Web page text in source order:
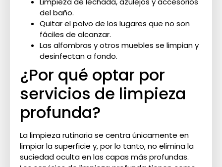
del baño.
Quitar el polvo de los lugares que no son
fáciles de alcanzar.
Las alfombras y otros muebles se limpian y
desinfectan a fondo.
¿Por qué optar por
servicios de limpieza
profunda?
La limpieza rutinaria se centra únicamente en
limpiar la superficie y, por lo tanto, no elimina la
suciedad oculta en las capas más profundas.